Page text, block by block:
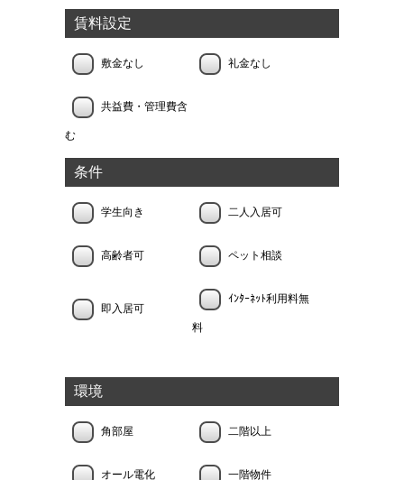
賃料設定
敷金なし 礼金なし
共益費・管理費含
む
条件
学生向き 二人入居可
高齢者可 ペット相談
即入居可
ｲﾝﾀｰﾈｯﾄ利用料無
料
環境
角部屋 二階以上
オール電化 一階物件